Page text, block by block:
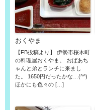
おくやま
【FB投稿より】 伊勢市桜木町
の料理屋おくやま。 おばあち
ゃんと弟とランチに来まし
た。 1650円だったかな…(^^)
ほかにも色々の […]